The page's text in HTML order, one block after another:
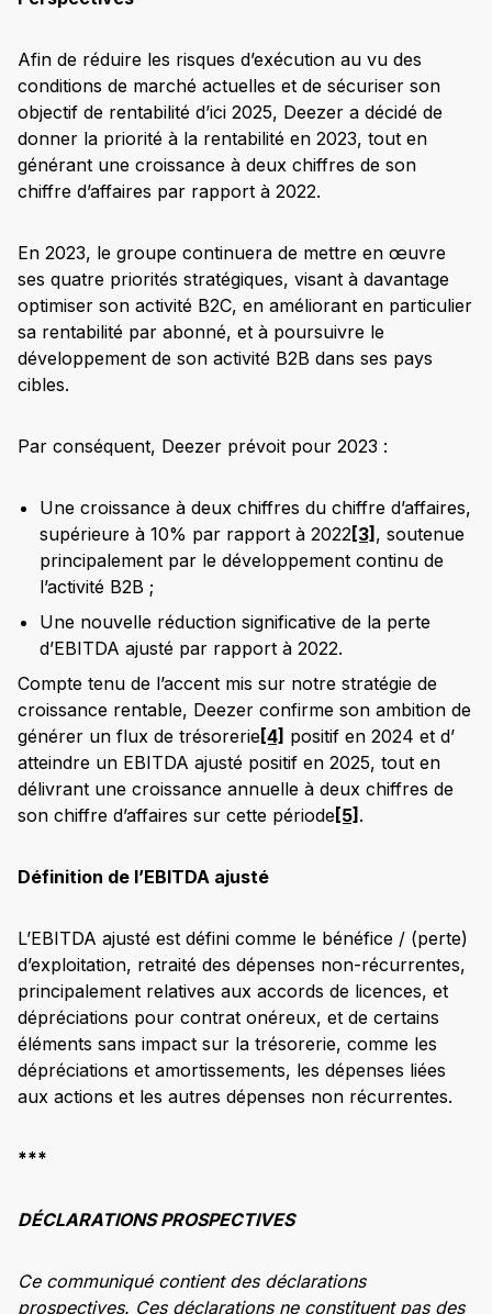
Afin de réduire les risques d’exécution au vu des
conditions de marché actuelles et de sécuriser son
objectif de rentabilité d’ici 2025, Deezer a décidé de
donner la priorité à la rentabilité en 2023, tout en
générant une croissance à deux chiffres de son
chiffre d’affaires par rapport à 2022.
En 2023, le groupe continuera de mettre en œuvre
ses quatre priorités stratégiques, visant à davantage
optimiser son activité B2C, en améliorant en particulier
sa rentabilité par abonné, et à poursuivre le
développement de son activité B2B dans ses pays
cibles.
Par conséquent, Deezer prévoit pour 2023 :
Une croissance à deux chiffres du chiffre d’affaires,
supérieure à 10% par rapport à 2022[3] , soutenue
principalement par le développement continu de
l’activité B2B ;
Une nouvelle réduction significative de la perte
d’EBITDA ajusté par rapport à 2022.
Compte tenu de l’accent mis sur notre stratégie de
croissance rentable, Deezer confirme son ambition de
générer un flux de trésorerie[4] positif en 2024 et d’
atteindre un EBITDA ajusté positif en 2025, tout en
délivrant une croissance annuelle à deux chiffres de
son chiffre d’affaires sur cette période[5] .
Définition de l’EBITDA ajusté
L’EBITDA ajusté est défini comme le bénéfice / (perte)
d’exploitation, retraité des dépenses non-récurrentes,
principalement relatives aux accords de licences, et
dépréciations pour contrat onéreux, et de certains
éléments sans impact sur la trésorerie, comme les
dépréciations et amortissements, les dépenses liées
aux actions et les autres dépenses non récurrentes.
***
DÉCLARATIONS PROSPECTIVES
Ce communiqué contient des déclarations
prospectives. Ces déclarations ne constituent pas des